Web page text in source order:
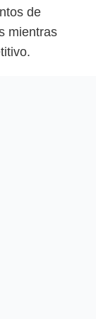
de
mientras